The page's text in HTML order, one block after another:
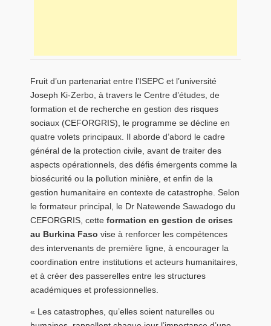
Fruit d’un partenariat entre l’ISEPC et l’université
Joseph Ki-Zerbo, à travers le Centre d’études, de
formation et de recherche en gestion des risques
sociaux (CEFORGRIS), le programme se décline en
quatre volets principaux. Il aborde d’abord le cadre
général de la protection civile, avant de traiter des
aspects opérationnels, des défis émergents comme la
biosécurité ou la pollution minière, et enfin de la
gestion humanitaire en contexte de catastrophe. Selon
le formateur principal, le Dr Natewende Sawadogo du
CEFORGRIS, cette formation en gestion de crises
au Burkina Faso vise à renforcer les compétences
des intervenants de première ligne, à encourager la
coordination entre institutions et acteurs humanitaires,
et à créer des passerelles entre les structures
académiques et professionnelles.
« Les catastrophes, qu’elles soient naturelles ou